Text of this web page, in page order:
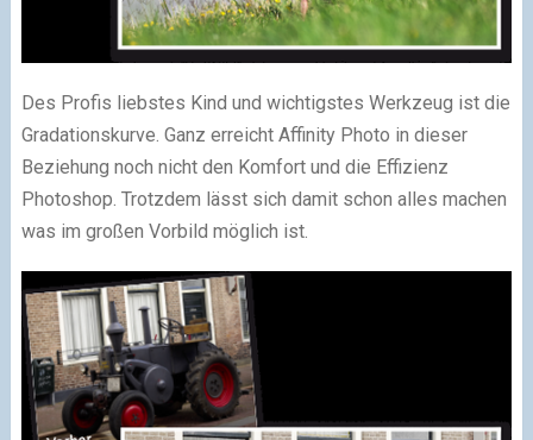
Des Profis liebstes Kind und wichtigstes Werkzeug ist die
Gradationskurve. Ganz erreicht Affinity Photo in dieser
Beziehung noch nicht den Komfort und die Effizienz
Photoshop. Trotzdem lässt sich damit schon alles machen
was im großen Vorbild möglich ist.